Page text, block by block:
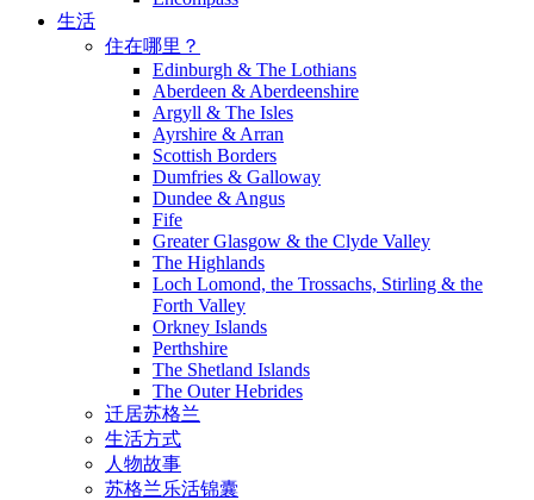
生活
住在哪里？
Edinburgh & The Lothians
Aberdeen & Aberdeenshire
Argyll & The Isles
Ayrshire & Arran
Scottish Borders
Dumfries & Galloway
Dundee & Angus
Fife
Greater Glasgow & the Clyde Valley
The Highlands
Loch Lomond, the Trossachs, Stirling & the
Forth Valley
Orkney Islands
Perthshire
The Shetland Islands
The Outer Hebrides
迁居苏格兰
生活方式
人物故事
苏格兰乐活锦囊